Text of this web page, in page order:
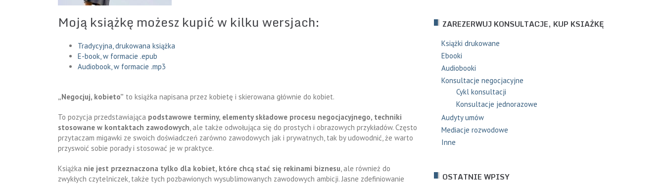
Moją książkę możesz kupić w kilku wersjach:
Tradycyjna, drukowana książka
E-book, w formacie .epub
Audiobook, w formacie .mp3
„Negocjuj, kobieto” to książka napisana przez kobietę i skierowana głównie do kobiet.
To pozycja przedstawiająca podstawowe terminy, elementy składowe procesu negocjacyjnego, techniki
stosowane w kontaktach zawodowych, ale także odwołująca się do prostych i obrazowych przykładów. Często
przytaczam migawki ze swoich doświadczeń zarówno zawodowych jak i prywatnych, tak by udowodnić, że warto
przyswoić sobie porady i stosować je w praktyce.
Książka nie jest przeznaczona tylko dla kobiet, które chcą stać się rekinami biznesu, ale również do
zwykłych czytelniczek, także tych pozbawionych wysublimowanych zawodowych ambicji. Jasne zdefiniowanie
ZAREZERWUJ KONSULTACJE, KUP KSIAŻKĘ
Książki drukowane
Ebooki
Audiobooki
Konsultacje negocjacyjne
Cykl konsultacji
Konsultacje jednorazowe
Audyty umów
Mediacje rozwodowe
Inne
OSTATNIE WPISY